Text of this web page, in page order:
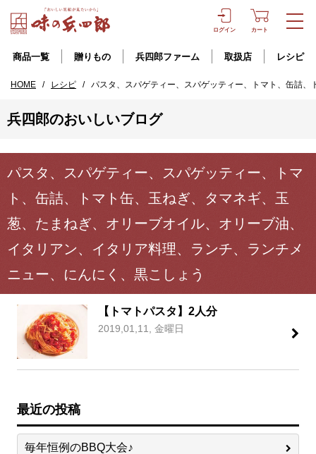
ログイン カート
商品一覧 贈りもの 兵四郎ファーム 取扱店 レシピ
HOME / レシピ / パスタ、スパゲティー、スパゲッティー、トマト、缶詰
兵四郎のおいしいブログ
パスタ、スパゲティー、スパゲッティー、トマ
ト、缶詰、トマト缶、玉ねぎ、タマネギ、玉
葱、たまねぎ、オリーブオイル、オリーブ油、
イタリアン、イタリア料理、ランチ、ランチメ
ニュー、にんにく、黒こしょう
【トマトパスタ】2人分
2019,01,11, 金曜日
最近の投稿
毎年恒例のBBQ大会♪